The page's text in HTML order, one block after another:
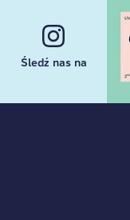
Śledź nas na